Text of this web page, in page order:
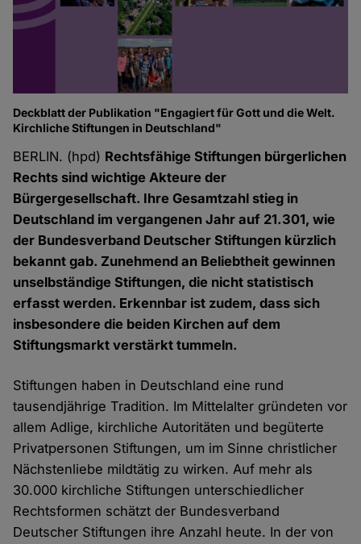
Deckblatt der Publikation "Engagiert für Gott und die Welt.
Kirchliche Stiftungen in Deutschland"
BERLIN. (hpd) Rechtsfähige Stiftungen bürgerlichen
Rechts sind wichtige Akteure der
Bürgergesellschaft. Ihre Gesamtzahl stieg in
Deutschland im vergangenen Jahr auf 21.301, wie
der Bundesverband Deutscher Stiftungen kürzlich
bekannt gab. Zunehmend an Beliebtheit gewinnen
unselbständige Stiftungen, die nicht statistisch
erfasst werden. Erkennbar ist zudem, dass sich
insbesondere die beiden Kirchen auf dem
Stiftungsmarkt verstärkt tummeln.
Stiftungen haben in Deutschland eine rund
tausendjährige Tradition. Im Mittelalter gründeten vor
allem Adlige, kirchliche Autoritäten und begüterte
Privatpersonen Stiftungen, um im Sinne christlicher
Nächstenliebe mildtätig zu wirken. Auf mehr als
30.000 kirchliche Stiftungen unterschiedlicher
Rechtsformen schätzt der Bundesverband
Deutscher Stiftungen ihre Anzahl heute. In der von